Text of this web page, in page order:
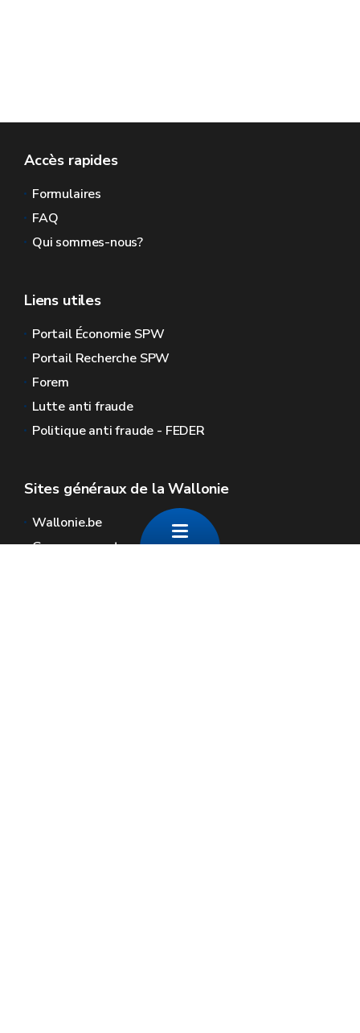
Accès rapides
Formulaires
FAQ
Qui sommes-nous?
Liens utiles
Portail Économie SPW
Portail Recherche SPW
Forem
Lutte anti fraude
Politique anti fraude - FEDER
Sites généraux de la Wallonie
Wallonie.be
Gouvernement wallon